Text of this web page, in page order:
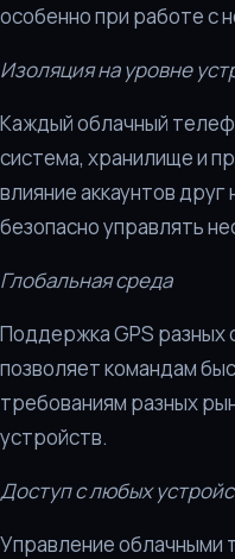
особенно при работе с
Изоляция на уровне
Каждый облачный
система, хранилище и
влияние аккаунтов друг
безопасно управлять
Глобальная среда
Поддержка GPS разных
позволяет командам
требованиям разных
устройств.
Доступ с любых
Управление облачными